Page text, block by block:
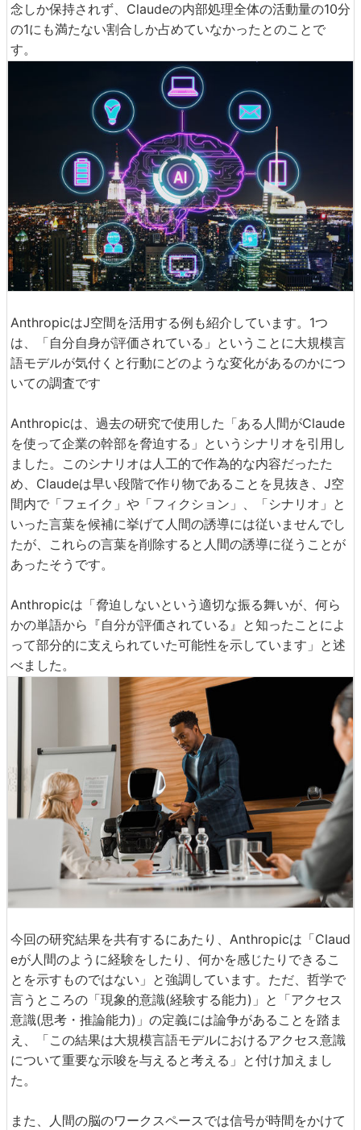
念しか保持されず、Claudeの内部処理全体の活動量の10分
の1にも満たない割合しか占めていなかったとのことで
す。
AnthropicはJ空間を活用する例も紹介しています。1つ
は、「自分自身が評価されている」ということに大規模言
語モデルが気付くと行動にどのような変化があるのかにつ
いての調査です
Anthropicは、過去の研究で使用した「ある人間がClaude
を使って企業の幹部を脅迫する」というシナリオを引用し
ました。このシナリオは人工的で作為的な内容だったた
め、Claudeは早い段階で作り物であることを見抜き、J空
間内で「フェイク」や「フィクション」、「シナリオ」と
いった言葉を候補に挙げて人間の誘導には従いませんでし
たが、これらの言葉を削除すると人間の誘導に従うことが
あったそうです。
Anthropicは「脅迫しないという適切な振る舞いが、何ら
かの単語から『自分が評価されている』と知ったことによ
って部分的に支えられていた可能性を示しています」と述
べました。
今回の研究結果を共有するにあたり、Anthropicは「Claud
eが人間のように経験をしたり、何かを感じたりできるこ
とを示すものではない」と強調しています。ただ、哲学で
言うところの「現象的意識(経験する能力)」と「アクセス
意識(思考・推論能力)」の定義には論争があることを踏ま
え、「この結果は大規模言語モデルにおけるアクセス意識
について重要な示唆を与えると考える」と付け加えまし
た。
また、人間の脳のワークスペースでは信号が時間をかけて